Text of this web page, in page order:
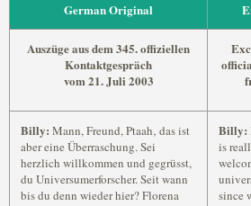
German Original
Auszüge aus dem 345. offiziellen
Kontaktgespräch
vom 21. Juli 2003
Billy: Mann, Freund, Ptaah‚ das ist
aber eine Überraschung. Sei
herzlich willkommen und gegrüsst,
du Universumerforscher. Seit wann
bis du denn wieder hier? Florena
Billy:
is
since